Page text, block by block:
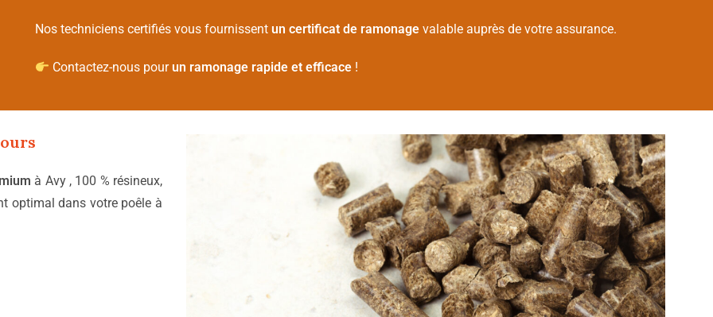
Nos techniciens certifiés vous fournissent un certificat de ramonagevalable auprès de votre assurance.
Contactez-nous pourun ramonage rapide et efficace !
à Avy , 100 % résineux,
optimal dans votre poêle à